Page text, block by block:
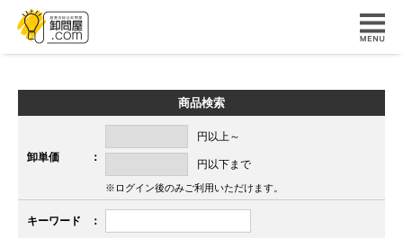
商品検索
卸単価 ：
円以上～
円以下まで
※ログイン後のみご利用いただけます。
キーワード ：